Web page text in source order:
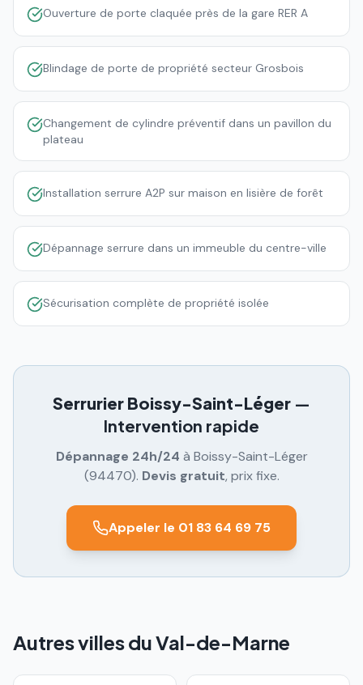
Ouverture de porte claquée près de la gare RER A
Blindage de porte de propriété secteur Grosbois
Changement de cylindre préventif dans un pavillon du
plateau
Installation serrure A2P sur maison en lisière de forêt
Dépannage serrure dans un immeuble du centre-ville
Sécurisation complète de propriété isolée
Serrurier Boissy-Saint-Léger —
Intervention rapide
Dépannage 24h/24 à Boissy-Saint-Léger
(94470). Devis gratuit, prix fixe.
Appeler le 01 83 64 69 75
Autres villes du Val-de-Marne